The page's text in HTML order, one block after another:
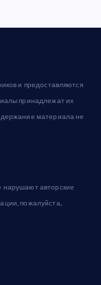
и предоставляются
принадлежат их
материала не
авторские
пожалуйста,